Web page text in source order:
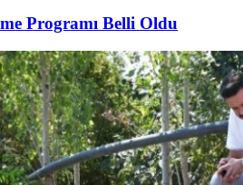
Programı Belli Oldu